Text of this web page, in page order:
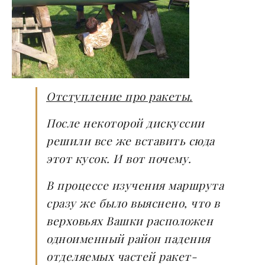
Отступление про ракеты.
После некоторой дискуссии
решили все же вставить сюда
этот кусок. И вот почему.
В процессе изучения маршрута
сразу же было выяснено, что в
верховьях Вашки расположен
одноименный район падения
отделяемых частей ракет-